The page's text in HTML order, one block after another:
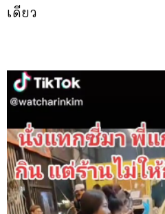
เดียว